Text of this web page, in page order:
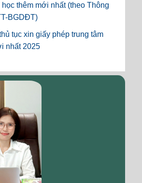
thêm mới nhất (theo Thông
BGDĐT)
tục xin giấy phép trung tâm
nhất 2025